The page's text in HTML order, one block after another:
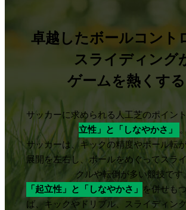
卓越したボールコント
スライディング
ゲームを熱くする
サッカーに求められる人工芝のポイン
立性」と「しなやかさ」
サッカーは、キックの精度やボール転
展開を左右し、ボールをめぐってスラ
クルや転倒が多い競技です
「起立性」と「しなやかさ」
を併せも
ば、
キックやドリブル、スライディン